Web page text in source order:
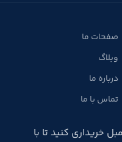
صفحات ما
وبلاگ
درباره ما
تماس با ما
خریداری کنید تا با